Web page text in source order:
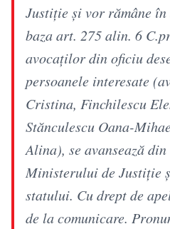
Justiţie şi vor rămâne
baza art. 275 alin. 6
avocaţilor din oficiu
persoanele interesate
Cristina, Finchilescu
Stănculescu Oana-
Alina), se avansează
Ministerului de Justiţie
statului. Cu drept de
de la comunicare.